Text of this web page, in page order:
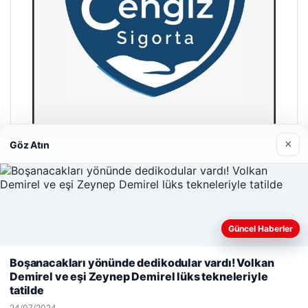
Hastaş Beton
26/05/2026
© 2026 Acil Rehber | Gündem Haberleri
deneyiminizi kişiselleştirmek ve geliştirmek amacıyla çerezler
kullanıyoruz.Çerez Politikamız
Göz Atın ×
Güncel Haberler
Boşanacakları yönünde dedikodular vardı! Volkan
Demirel ve eşi Zeynep Demirel lüks tekneleriyle
tatilde